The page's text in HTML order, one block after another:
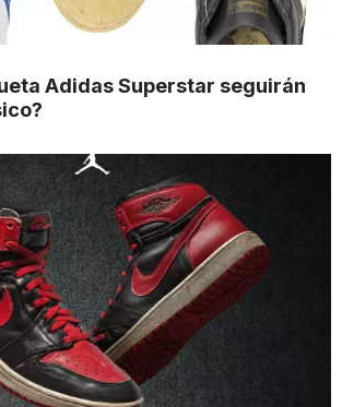
Adidas Superstar seguirán